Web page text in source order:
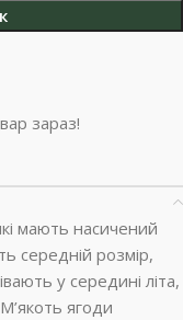
зараз!
мають насичений
середній розмір,
у середині літа,
ягоди